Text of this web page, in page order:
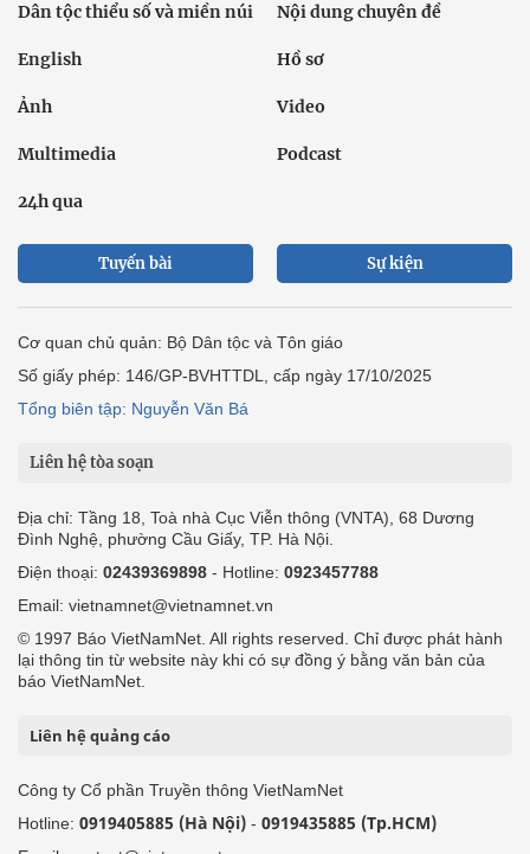
Dân tộc thiểu số và miền núi Nội dung chuyên đề
English Hồ sơ
Ảnh Video
Multimedia Podcast
24h qua
Tuyến bài Sự kiện
Cơ quan chủ quản: Bộ Dân tộc và Tôn giáo
Số giấy phép: 146/GP-BVHTTDL, cấp ngày 17/10/2025
Tổng biên tập: Nguyễn Văn Bá
Liên hệ tòa soạn
Địa chỉ: Tầng 18, Toà nhà Cục Viễn thông (VNTA), 68 Dương
Đình Nghệ, phường Cầu Giấy, TP. Hà Nội.
Điện thoại: 02439369898 - Hotline: 0923457788
Email: vietnamnet@vietnamnet.vn
© 1997 Báo VietNamNet. All rights reserved. Chỉ được phát hành
lại thông tin từ website này khi có sự đồng ý bằng văn bản của
báo VietNamNet.
Liên hệ quảng cáo
Công ty Cổ phần Truyền thông VietNamNet
Hotline: 0919405885 (Hà Nội) - 0919435885 (Tp.HCM)